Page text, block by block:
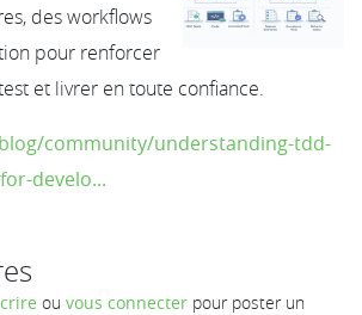
des workflows
pour renforcer
et livrer en toute confiance.
community/understanding-tdd-
develo...
ou vous connecter pour poster un